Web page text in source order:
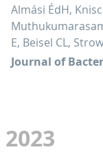
Almási ÉdH,
E, Beisel CL,
Journal of
2023